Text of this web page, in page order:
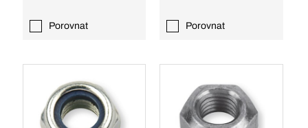
Porovnat Porovnat